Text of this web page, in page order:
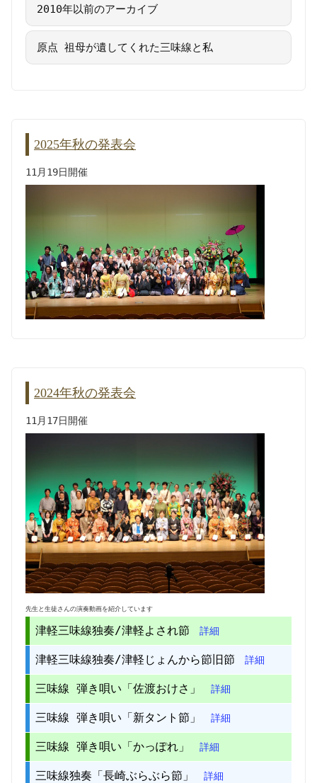
2010年以前のアーカイブ
原点 祖母が遺してくれた三味線と私
2025年秋の発表会
11月19日開催
2024年秋の発表会
11月17日開催
先生と生徒さんの演奏動画を紹介しています
津軽三味線独奏/津軽よされ節 詳細
津軽三味線独奏/津軽じょんから節旧節 詳細
三味線 弾き唄い「佐渡おけさ」 詳細
三味線 弾き唄い「新タント節」 詳細
三味線 弾き唄い「かっぽれ」 詳細
三味線独奏「長崎ぶらぶら節」 詳細